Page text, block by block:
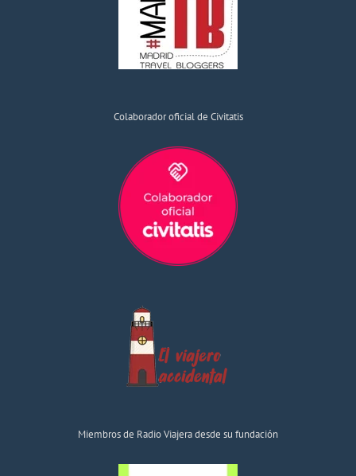
Colaborador oficial de Civitatis
Miembros de Radio Viajera desde su fundación